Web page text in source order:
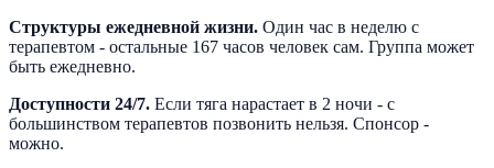
Структуры ежедневной жизни. Один час в неделю с
терапевтом - остальные 167 часов человек сам. Группа может
быть ежедневно.
Доступности 24/7. Если тяга нарастает в 2 ночи - с
большинством терапевтов позвонить нельзя. Спонсор -
можно.